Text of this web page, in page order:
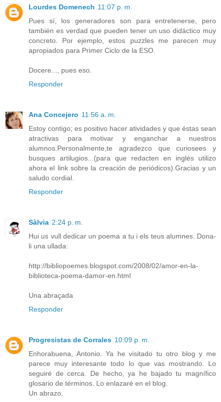
Lourdes Domenech 11:07 p. m.
Pues sí, los generadores son para entretenerse, pero
también es verdad que pueden tener un uso didáctico muy
concreto. Por ejemplo, estos puzzles me parecen muy
apropiados para Primer Ciclo de la ESO.
Docere..., pues eso.
Responder
Ana Concejero 11:56 a. m.
Estoy contigo; es positivo hacer atividades y que éstas sean
atractivas para motivar y enganchar a nuestros
alumnos.Personalmente,te agradezco que curiosees y
busques artilugios...(para que redacten en inglés utilizo
ahora el link sobre la creación de periódicos).Gracias y un
saludo cordial.
Responder
Sàlvia 2:24 p. m.
Hui us vull dedicar un poema a tu i els teus alumnes. Dona-
li una ullada:
http://bibliopoemes.blogspot.com/2008/02/amor-en-la-
biblioteca-poema-damor-en.html
Una abraçada
Responder
Progresistas de Corrales 10:09 p. m.
Enhorabuena, Antonio. Ya he visitado tu otro blog y me
parece muy interesante todo lo que vas mostrando. Lo
seguiré de cerca. De hecho, ya he bajado tu magnífico
glosario de términos. Lo enlazaré en el blog.
Un abrazo.